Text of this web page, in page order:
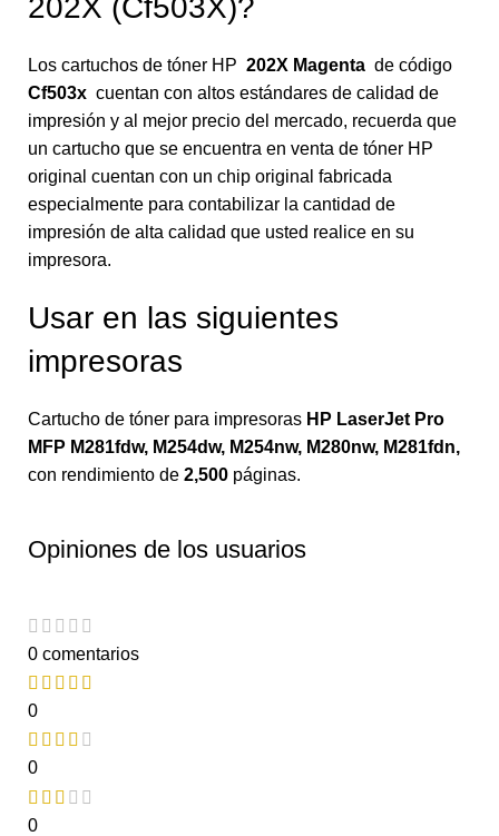
Los cartuchos de tóner HP 202X Magenta de código
Cf503x cuentan con altos estándares de calidad de
impresión y al mejor precio del mercado, recuerda que
un cartucho que se encuentra en venta de tóner HP
original cuentan con un chip original fabricada
especialmente para contabilizar la cantidad de
impresión de alta calidad que usted realice en su
impresora.
Usar en las siguientes
impresoras
Cartucho de tóner para impresoras HP LaserJet Pro
MFP M281fdw, M254dw, M254nw, M280nw, M281fdn,
con rendimiento de 2,500 páginas.
Opiniones de los usuarios
0 comentarios
0
0
0